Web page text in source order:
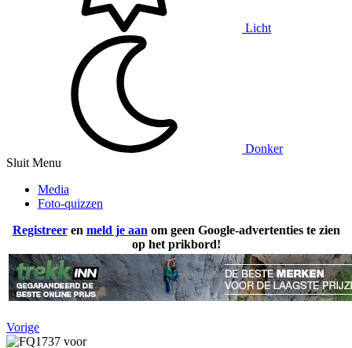
Licht
Donker
Sluit Menu
Media
Foto-quizzen
Registreeren meld je aanom geen Google-advertenties te zien
op het prikbord!
Vorige